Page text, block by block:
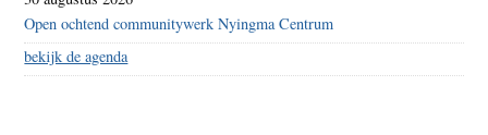
Open ochtend communitywerk Nyingma Centrum
bekijk de agenda